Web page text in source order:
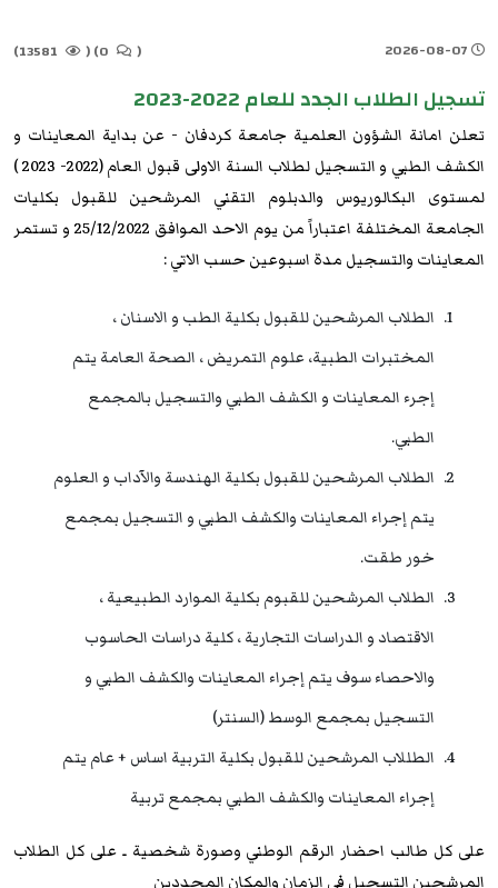
(
(
تسجيل الطلاب الجدد للعام 2022-2023
تعلن امانة الشؤون العلمية جامعة كردفان - عن بداية المعاينات و
الكشف الطبي و التسجيل لطلاب السنة الاولى قبول العام (2022- 2023 )
لمستوى البكالوريوس والدبلوم التقني المرشحين للقبول بكليات
الجامعة المختلفة اعتباراً من يوم الاحد الموافق 25/12/2022 و تستمر
المعاينات والتسجيل مدة اسبوعين حسب الاتي :
الطلاب المرشحين للقبول بكلية الطب و الاسنان ،
المختبرات الطبية، علوم التمريض ، الصحة العامة يتم
إجرء المعاينات و الكشف الطبي والتسجيل بالمجمع
الطبي.
الطلاب المرشحين للقبول بكلية الهندسة والآداب و العلوم
يتم إجراء المعاينات والكشف الطبي و التسجيل بمجمع
خور طقت.
الطلاب المرشحين للقبوم بكلية الموارد الطبيعية ،
الاقتصاد و الدراسات التجارية ، كلية دراسات الحاسوب
والاحصاء سوف يتم إجراء المعاينات والكشف الطبي و
التسجيل بمجمع الوسط (السنتر)
الطللاب المرشحين للقبول بكلية التربية اساس + عام يتم
إجراء المعاينات والكشف الطبي بمجمع تربية
على كل طالب احضار الرقم الوطني وصورة شخصية ـ على كل الطلاب
المرشحين التسجيل في الزمان والمكان المحددين